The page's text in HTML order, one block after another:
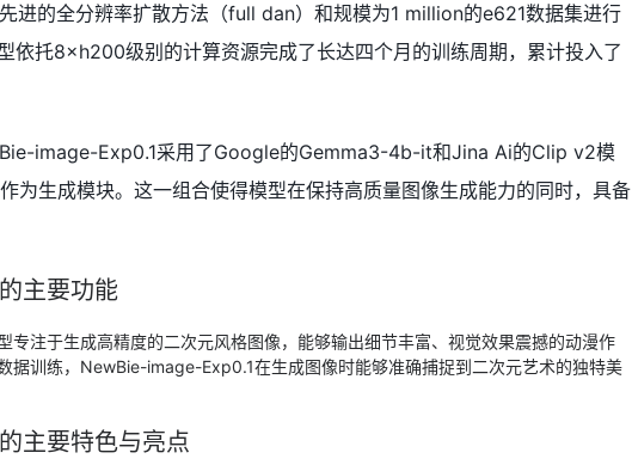
进的全分辨率扩散方法（full dan）和规模为1 million的e621数据集进行
依托8×h200级别的计算资源完成了长达四个月的训练周期，累计投入了
image-Exp0.1采用了Google的Gemma3-4b-it和Jina Ai的Clip v2模
为生成模块。这一组合使得模型在保持高质量图像生成能力的同时，具备
主要功能
专注于生成高精度的二次元风格图像，能够输出细节丰富、视觉效果震撼的动漫作
据训练，NewBie-image-Exp0.1在生成图像时能够准确捕捉到二次元艺术的独特美
主要特色与亮点